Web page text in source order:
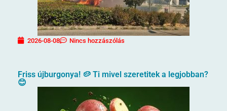
2026-08-08 Nincs hozzászólás
Friss újburgonya! 🥔 Ti mivel szeretitek a legjobban?
😊